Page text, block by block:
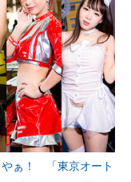
やぁ！ 「東京オート